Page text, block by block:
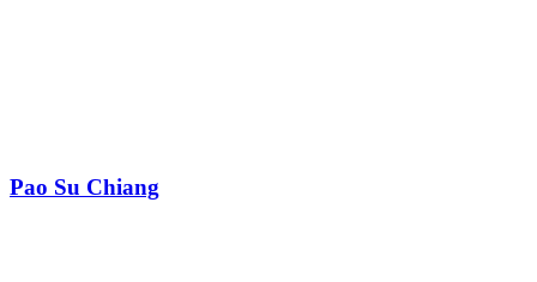
Pao Su Chiang